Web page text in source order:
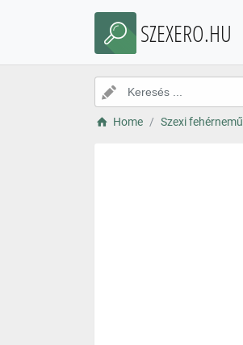
SZEXERO.HU
Home Szexi fehérnemű